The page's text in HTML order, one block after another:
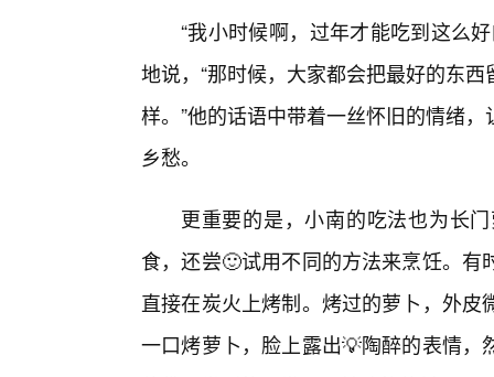
“我小时候啊，过年才能吃到这么
地说，“那时候，大家都会把最好的东
样。”他的话语中带着一丝怀旧的情绪
乡愁。
更重要的是，小南的吃法也为长
食，还尝🙂试用不同的方法来烹饪。
直接在炭火上烤制。烤过的萝卜，外
一口烤萝卜，脸上露出💡陶醉的表情